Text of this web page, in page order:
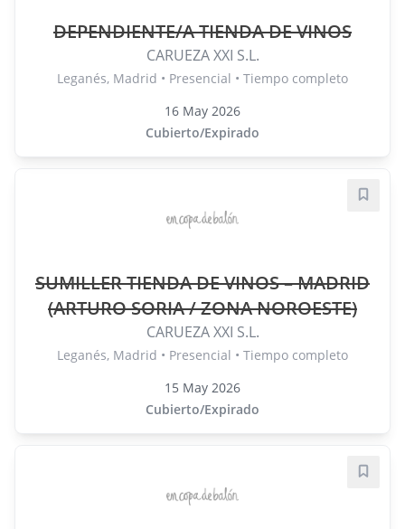
DEPENDIENTE/A TIENDA DE VINOS
CARUEZA XXI S.L.
Leganés, Madrid • Presencial • Tiempo completo
16 May 2026
Cubierto/Expirado
SUMILLER TIENDA DE VINOS – MADRID
(ARTURO SORIA / ZONA NOROESTE)
CARUEZA XXI S.L.
Leganés, Madrid • Presencial • Tiempo completo
15 May 2026
Cubierto/Expirado